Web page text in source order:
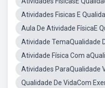
Atividades Fisicas E
Aula De Atividade FísicaE
Atividade TemaQualidade
Atividade Física Com
Atividades ParaQualidade
Qualidade De VidaCom